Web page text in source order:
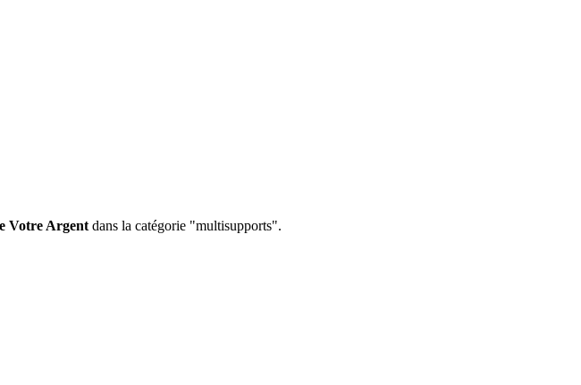
Votre Argent dans la catégorie "multisupports".